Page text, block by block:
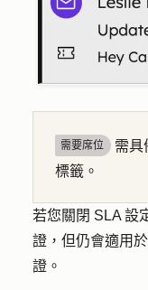
需要席位
需具
標籤。
若您關閉 SLA 設
證，但仍會適用
證。